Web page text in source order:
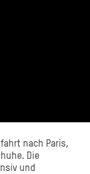
nach Paris,
Die
und